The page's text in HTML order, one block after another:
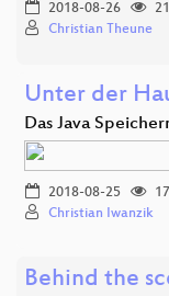
2018-08-26
Christian Theune
Unter der
Das Java
2018-08-25
Christian Iwanzik
Behind the